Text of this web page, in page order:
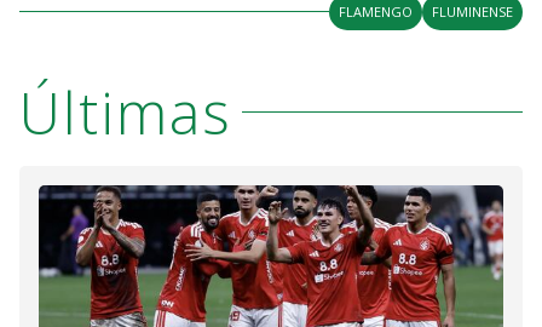
FLAMENGO FLUMINENSE
Últimas